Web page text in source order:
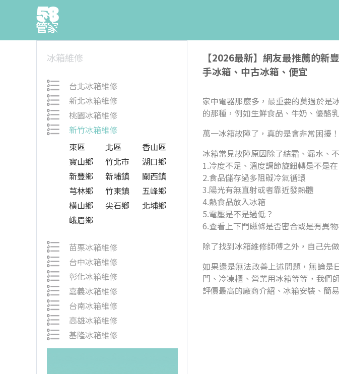
冰箱維修
台北冰箱維修
新北冰箱維修
桃園冰箱維修
新竹冰箱維修
東區
北區
香山區
寶山鄉
竹北市
湖口鄉
新豐鄉
新埔鎮
關西鎮
芎林鄉
竹東鎮
五峰鄉
橫山鄉
尖石鄉
北埔鄉
峨眉鄉
苗栗冰箱維修
台中冰箱維修
彰化冰箱維修
嘉義冰箱維修
台南冰箱維修
高雄冰箱維修
基隆冰箱維修
【2026最新】網友最推薦的新
手冰箱、中古冰箱、便宜
家中電器那麼多，最重要的莫過於是
的那種，例如生鮮食品、牛奶、優酪
萬一冰箱故障了，真的是會非常困擾
冰箱常見故障原因除了結霜、漏水、
1.冷度不足、溫度調節旋鈕轉是不是
2.食品儲存過多阻礙冷氣循環
3.陽光有無直射或者靠近發熱體
4.熱食品放入冰箱
5.電壓是不是過低？
6.查看上下門磁條是否密合或是有異
除了找到冰箱維修師傅之外，自己先
如果還是無法改善上述問題，無論是
門、冷凍櫃、營業用冰箱等等，我們
評價最高的廠商介紹、冰箱安裝、簡